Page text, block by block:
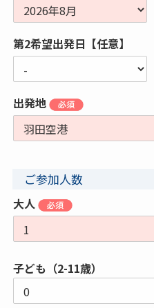
第2希望出発日【任意】
出発地
ご参加人数
大人
子ども（2-11歳）